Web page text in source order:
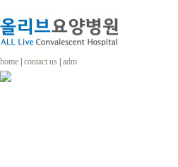
home contact us adm